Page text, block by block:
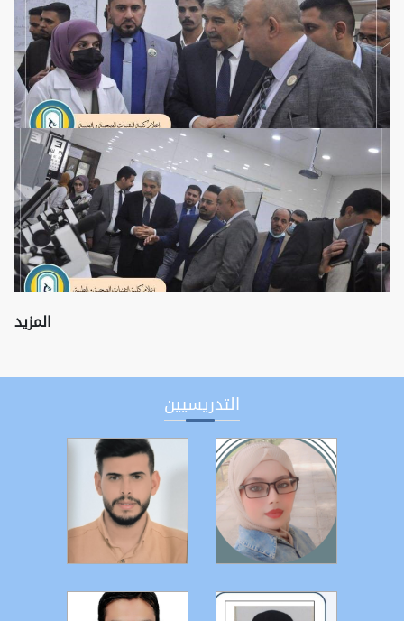
المزيد
التدريسيين
التفاصيل التفاصيل